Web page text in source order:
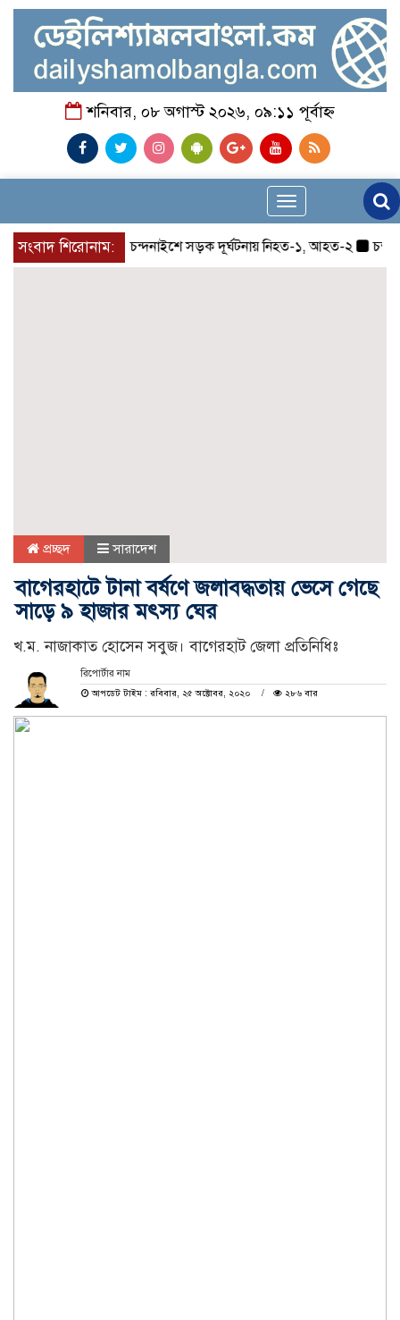
শনিবার, ০৮ অগাস্ট ২০২৬, ০৯:১১ পূর্বাহ্ন
Toggle
navigation
সংবাদ শিরোনাম:চন্দনাইশে সড়ক দূর্ঘটনায় নিহত-১, আহত-২ চন্দনাইশে
প্রচ্ছদ সারাদেশ
বাগেরহাটে টানা বর্ষণে জলাবদ্ধতায় ভেসে গেছে
সাড়ে ৯ হাজার মৎস্য ঘের
খ.ম. নাজাকাত হোসেন সবুজ। বাগেরহাট জেলা প্রতিনিধিঃ
রিপোর্টার নাম
আপডেট টাইম : রবিবার, ২৫ অক্টোবর, ২০২০
২৮৬ বার